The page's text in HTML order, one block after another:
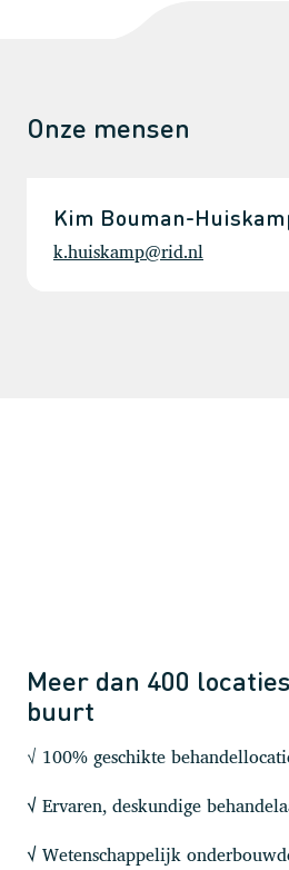
Onze mensen
Kim Bouman-
k.huiskamp@rid.nl
Meer dan 400
buurt
√ 100% geschikte
√ Ervaren, deskundige
√ Wetenschappelijk